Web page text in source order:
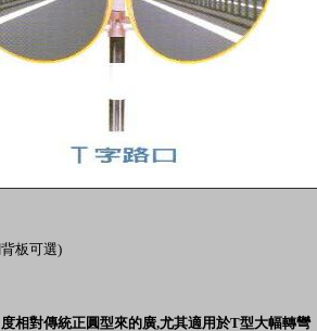
板可選)
相對傳統正圓型來的廣,尤其適用於T型大幅轉彎